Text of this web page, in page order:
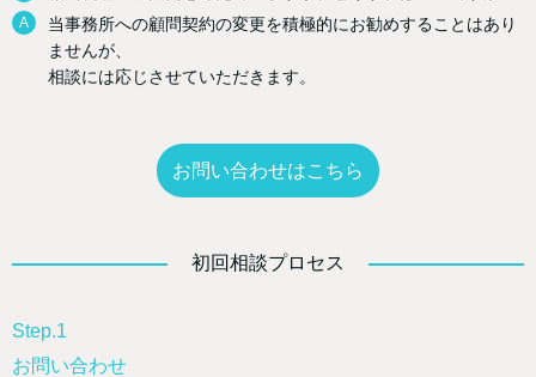
A
当事務所への顧問契約の変更を積極的にお勧めすることはあり
ませんが、
相談には応じさせていただきます。
お問い合わせはこちら
初回相談プロセス
Step.1
お問い合わせ